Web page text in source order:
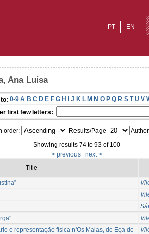
EN
PT
Ana Luísa
0-9 A B C D E F G H I J K L M N O P Q R S T U V
first few letters:
order: Results/Page
Showing results 74 to 93 of 100
< previous
next >
Title
e representação física n'Os Maias, de Eça de